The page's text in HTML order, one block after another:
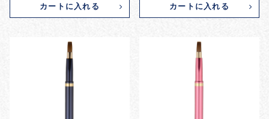
カートに入れる カートに入れる